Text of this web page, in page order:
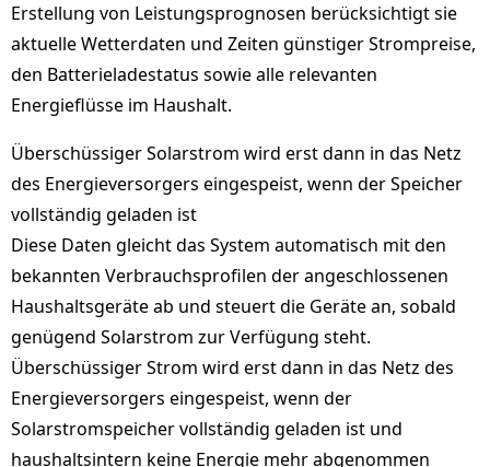
Erstellung von Leistungsprognosen berücksichtigt sie
aktuelle Wetterdaten und Zeiten günstiger Strompreise,
den Batterieladestatus sowie alle relevanten
Energieflüsse im Haushalt.
Überschüssiger Solarstrom wird erst dann in das Netz
des Energieversorgers eingespeist, wenn der Speicher
vollständig geladen ist
Diese Daten gleicht das System automatisch mit den
bekannten Verbrauchsprofilen der angeschlossenen
Haushaltsgeräte ab und steuert die Geräte an, sobald
genügend Solarstrom zur Verfügung steht.
Überschüssiger Strom wird erst dann in das Netz des
Energieversorgers eingespeist, wenn der
Solarstromspeicher vollständig geladen ist und
haushaltsintern keine Energie mehr abgenommen